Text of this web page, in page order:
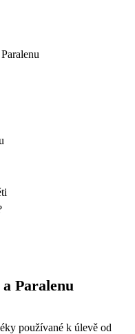
Paralenu
používané k úlevě od